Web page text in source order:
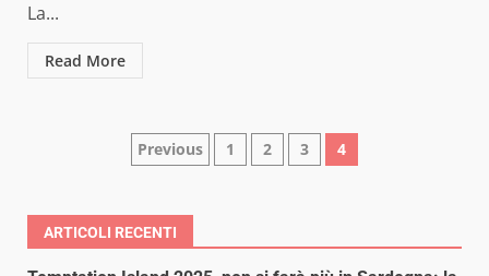
La...
Read More
Paginazione
articoli
Previous 1 2 3 4
ARTICOLI RECENTI